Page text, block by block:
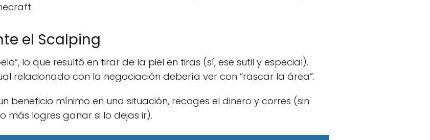
el Scalping
lo que resultó en tirar de la piel en tiras (sí, ese sutil y especial).
relacionado con la negociación debería ver con “rascar la área”.
beneficio mínimo en una situación, recoges el dinero y corres (sin
más logres ganar si lo dejas ir).